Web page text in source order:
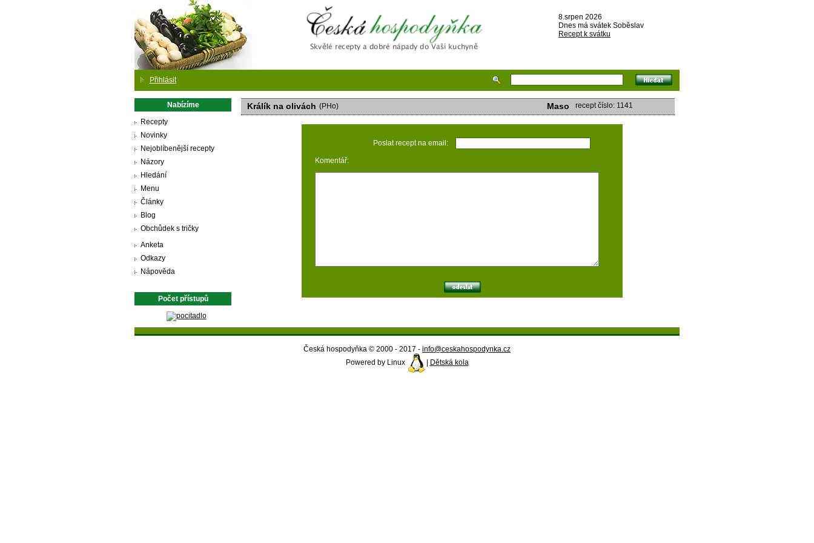
Česká hospodyňka
8.srpen 2026
Dnes má svátek Soběslav
Recept k svátku
Přihlásit
Nabízíme
Recepty
Novinky
Nejoblíbenější recepty
Názory
Hledání
Menu
Články
Blog
Obchůdek s tričky
Anketa
Odkazy
Nápověda
Počet přístupů
Králík na olivách (PHo) Maso recept číslo: 1141
Poslat recept na email:
Komentář:
Česká hospodyňka © 2000 - 2017 - info@ceskahospodynka.cz
Powered by Linux
Dětská kola